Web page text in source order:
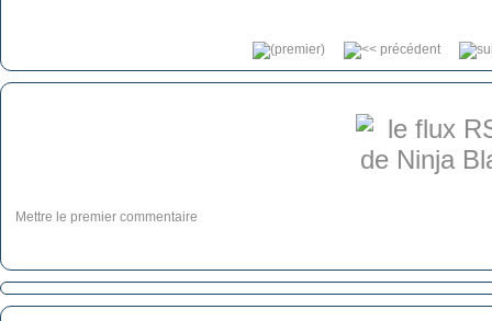
Mettre le premier commentaire